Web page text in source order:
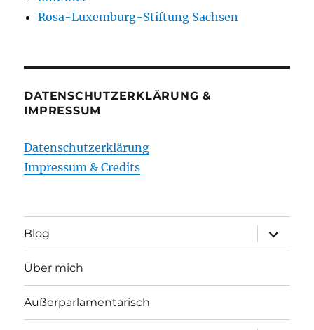
Rosa-Luxemburg-Stiftung Sachsen
DATENSCHUTZERKLÄRUNG &
IMPRESSUM
Datenschutzerklärung
Impressum & Credits
Blog
öffnen
Über mich
Außerparlamentarisch